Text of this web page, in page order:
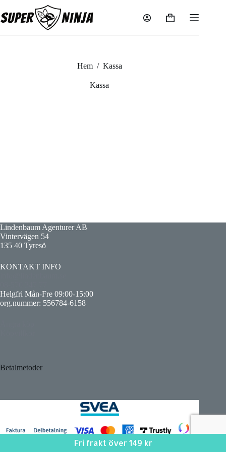
till
innehåll
Varukorg
Hem / Kassa
Kassa
Lindenbaum Agenturer AB
Vintervägen 54
135 40 Tyresö
KONTAKT INFO
Helgfri Mån-Fre 09:00-15:00
org.nummer: 556784-6158
Betalmetoder
Copyright © 2026 - Lindenbaum Agentur AB
Fri frakt över 149 kr